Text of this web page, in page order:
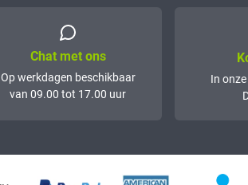
Chat met ons
Op werkdagen beschikbaar
van 09.00 tot 17.00 uur
In